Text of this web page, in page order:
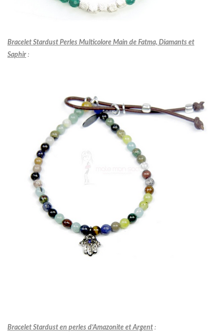
Bracelet Stardust Perles Multicolore Main de Fatma, Diamants et
Saphir :
Bracelet Stardust en perles d’Amazonite et Argent :